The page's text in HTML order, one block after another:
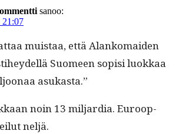
sanoo:
21:07
muis­taa, että Alanko­maid­en
Suomeen sopisi luokkaa
asukasta.”
noin 13 mil­jar­dia. Euroop­
neljä.